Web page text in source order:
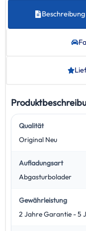
Beschreibung
Qualität
Original Neu
Aufladungsart
Abgasturbolader
Gewährleistung
2 Jahre Garantie - 5